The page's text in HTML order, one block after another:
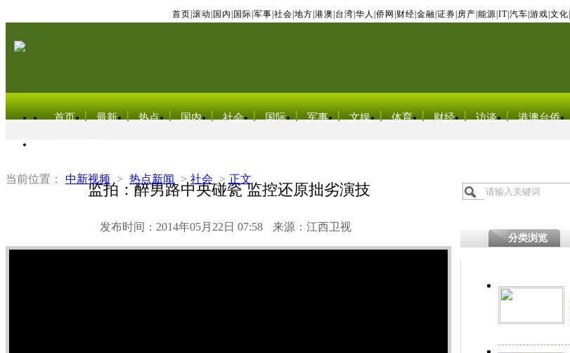
首页 滚动 国内 国际 军事 社会 地方 港澳 台湾 华人 侨网 财经 金融 证券 房产 能源 IT| 汽车 游戏 文化
首页 最新 热点 国内 社会 国际 军事 文娱 体育 财经 访谈 港澳台侨
当前位置： 中新视频 > 热点新闻 > 社会 > 正文
监拍：醉男路中央碰瓷 监控还原拙劣演技
发布时间：2014年05月22日 07:58 来源：江西卫视
分类浏览